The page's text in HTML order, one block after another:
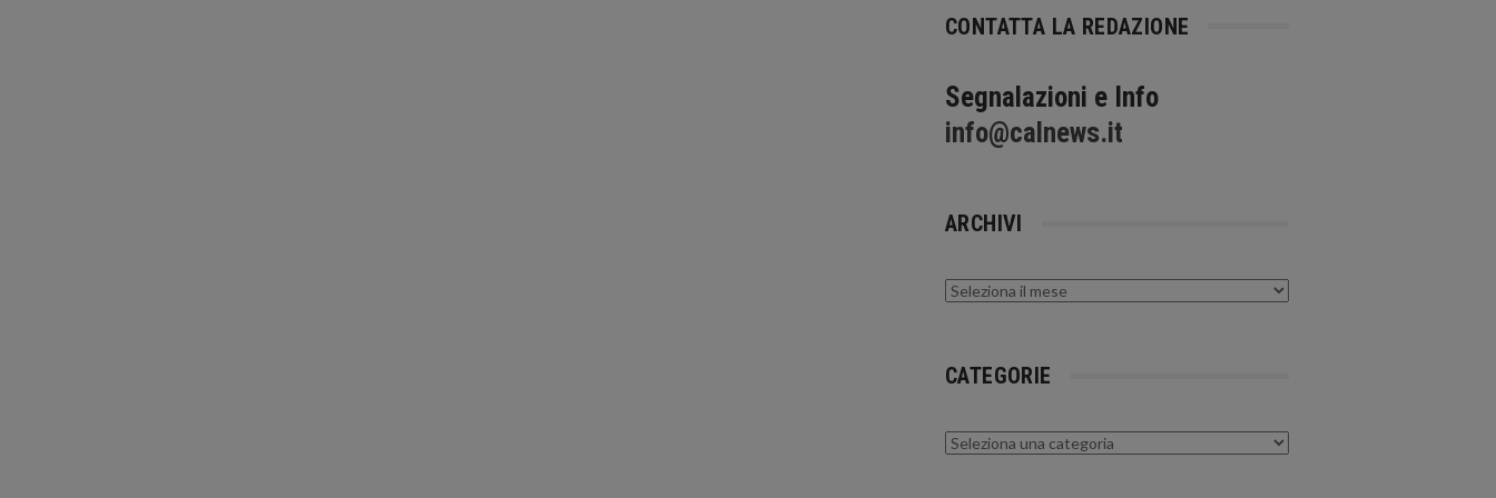
CONTATTA LA REDAZIONE
Segnalazioni e Info
info@calnews.it
ARCHIVI
Archivi
CATEGORIE
Categorie